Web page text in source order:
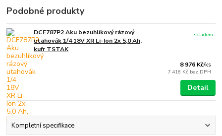
Podobné produkty
DCF787P2 Aku bezuhlíkový rázový
utahovák 1/4 18V XR Li-Ion 2x 5,0 Ah,
kufr TSTAK
8 976 Kč/ks
7 418 Kč bez DPH
skladem
Detail
Kompletní specifikace